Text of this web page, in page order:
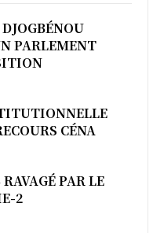
PARLEMENT
CÉNA
PAR LE
2